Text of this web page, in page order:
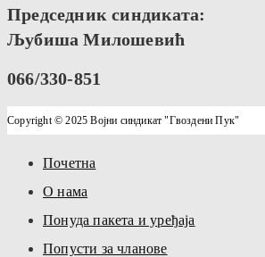
Председник синдиката:
Љубиша Милошевић
066/330-851
Copyright © 2025 Војни синдикат "Гвоздени Пук"
Почетна
О нама
Понуда пакета и уређаја
Попусти за чланове